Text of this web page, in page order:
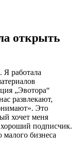
открыть
Я работала
„Эвотора“
развлекают,
Это
хочет меня
подписчик.
бизнеса